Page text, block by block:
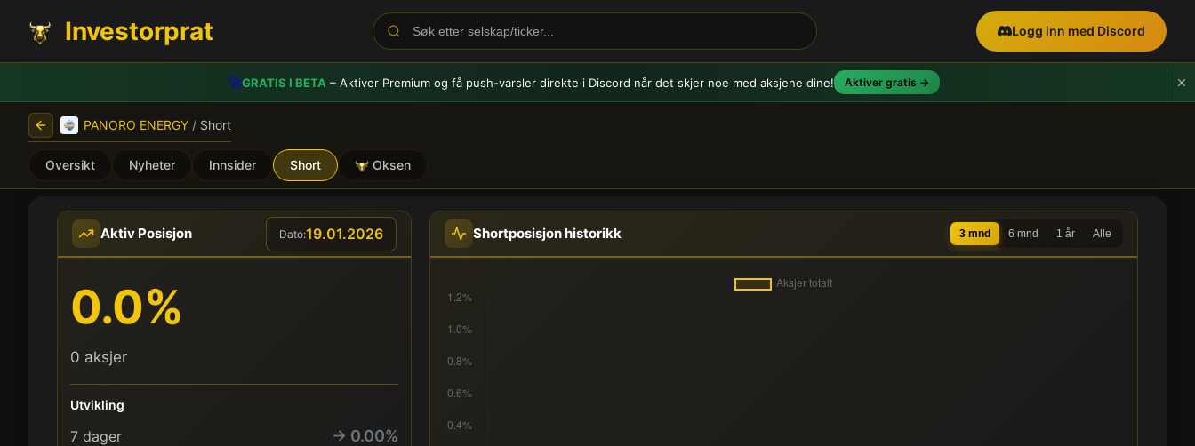
Investorprat Logg inn med Discord
🚀GRATIS I BETA – Aktiver Premium og få push-varslerdirekte i Discord når det skjer noe med aksjene dine! Aktiver gratis →
PANORO ENERGY / Short
Oversikt Nyheter Innsider Short Oksen
PANORO ENERGY (PEN) - Shortposisjoner
Aktiv Posisjon Dato:19.01.2026
0.0%
0 aksjer
Utvikling
7 dager → 0.00%
Shortposisjon historikk 3 mnd 6 mnd 1 år Alle